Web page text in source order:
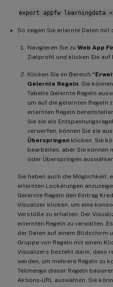
export appfw learningdata
So zeigen Sie erlernte Daten mit
Navigieren Sie zu Web App
Zielprofil und klicken Sie auf
Klicken Sie im Bereich
Gelernte Regeln . Sie
Tabelle Gelernte Regeln
um auf die gelernten Regeln
erlernten Regeln
Sie sie als
verwerfen, können Sie sie
Überspringen klicken. Sie
bearbeiten, aber Sie können
oder Überspringen auswählen.
Sie haben auch die Möglichkeit,
erlernten Lockerungen
Gelernte Regeln den Eintrag
Visualizer klicken, um eine
Verstöße zu erhalten. Der
erlernten Regeln zu verwalten.
der Daten auf einem Bildschirm
Gruppe von Regeln mit einem
Visualizers besteht darin, dass
werden, um mehrere Regeln zu
Teilmenge dieser Regeln
Aktions-URL auswählen. Sie